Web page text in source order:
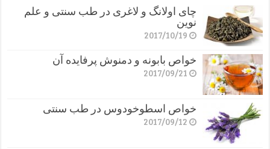
چای اولانگ و لاغری در طب سنتی و علم
نوین
2017/10/19
خواص بابونه و دمنوش پرفایده آن
2017/09/21
خواص اسطوخودوس در طب سنتی
2017/09/12